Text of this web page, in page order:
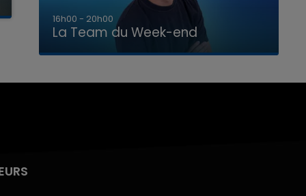
7h00 - 12h00
La Team du Week-end